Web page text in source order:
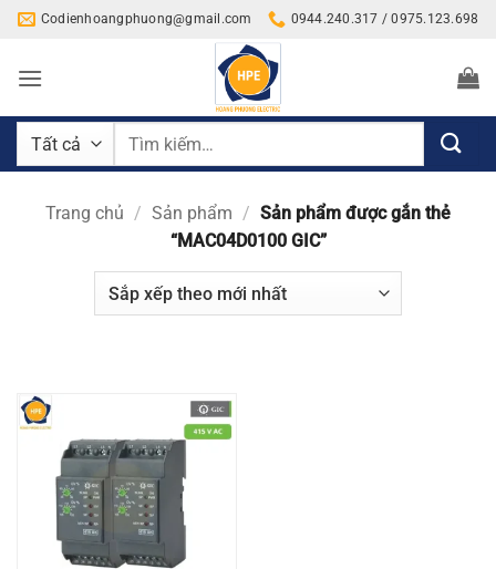
Bỏ
nội
Codienhoangphuong@gmail.com 0944.240.317 / 0975.123.698
Tìm
Trang chủ / Sản phẩm / Sản phẩm được gắn thẻ
“MAC04D0100 GIC”